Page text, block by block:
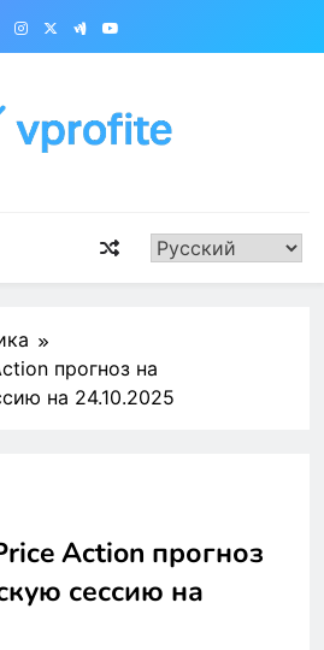
прогноз на
на 24.10.2025
Action прогноз
сессию на